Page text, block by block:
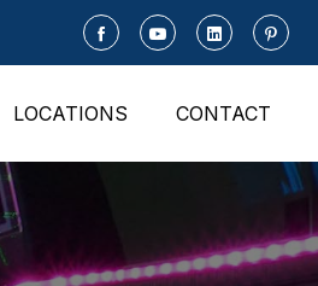
LOCATIONS CONTACT